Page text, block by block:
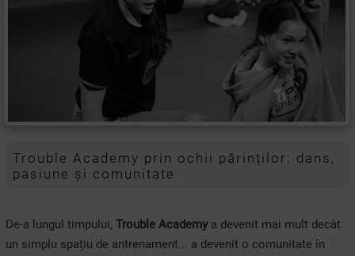
Trouble Academy prin ochii părinților: dans,
pasiune și comunitate
De-a lungul timpului, Trouble Academya devenit mai mult decât
un simplu spațiu de antrenament... a devenit o comunitate în